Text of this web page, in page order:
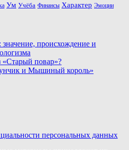
Ум Учёба Финансы Характер Эмоции
значение, происхождение и
«Старый повар»?
и Мышиный король»
персональных данных